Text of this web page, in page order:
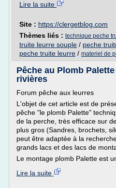
Lire la suite
Site : https://clergetblog.com
Thèmes liés : technique peche
truite leurre souple / peche
peche truite leurre / materiel de
Pêche au Plomb
rivières
Forum pêche aux leurres
L'objet de cet article est de
pêche "le plomb Palette"
de la perche, très efficace sur
plus gros (Sandres, brochets,
peut être adaptée à la
grands lacs et des lacs de
Le montage plomb Palette est
Lire la suite